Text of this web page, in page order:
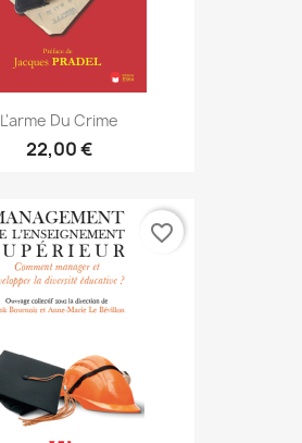
L'arme Du Crime
22,00 €
favorite_border